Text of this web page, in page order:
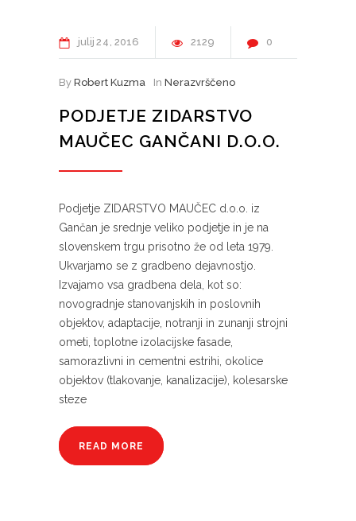
julij 24 2016 2129 0
By Robert Kuzma In Nerazvrščeno
PODJETJE ZIDARSTVO
MAUČEC GANČANI D.O.O.
Podjetje ZIDARSTVO MAUČEC d.o.o. iz
Gančan je srednje veliko podjetje in je na
slovenskem trgu prisotno že od leta 1979.
Ukvarjamo se z gradbeno dejavnostjo.
Izvajamo vsa gradbena dela, kot so:
novogradnje stanovanjskih in poslovnih
objektov, adaptacije, notranji in zunanji strojni
ometi, toplotne izolacijske fasade,
samorazlivni in cementni estrihi, okolice
objektov (tlakovanje, kanalizacije), kolesarske
steze
READ MORE